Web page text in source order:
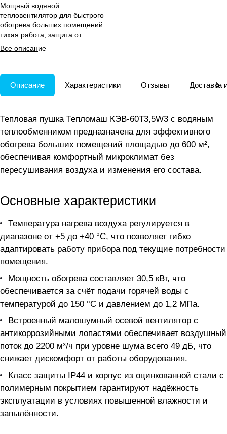
Мощный водяной
тепловентилятор для быстрого
обогрева больших помещений:
тихая работа, защита от
перегрева и размораживания,
пульт в комплекте.
Все описание
Описание Характеристики Отзывы Доставка
Тепловая пушка Тепломаш КЭВ-60Т3,5W3 с водяным
теплообменником предназначена для эффективного
обогрева больших помещений площадью до 600 м²,
обеспечивая комфортный микроклимат без
пересушивания воздуха и изменения его состава.
Основные характеристики
Температура нагрева воздуха регулируется в
диапазоне от +5 до +40 °С, что позволяет гибко
адаптировать работу прибора под текущие потребности
помещения.
Мощность обогрева составляет 30,5 кВт, что
обеспечивается за счёт подачи горячей воды с
температурой до 150 °С и давлением до 1,2 МПа.
Встроенный малошумный осевой вентилятор с
антикоррозийными лопастями обеспечивает воздушный
поток до 2200 м³/ч при уровне шума всего 49 дБ, что
снижает дискомфорт от работы оборудования.
Класс защиты IP44 и корпус из оцинкованной стали с
полимерным покрытием гарантируют надёжность
эксплуатации в условиях повышенной влажности и
запылённости.